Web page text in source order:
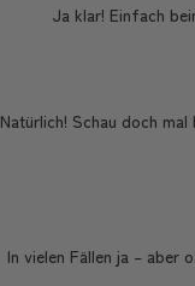
Ja klar! Einfach
Natürlich! Schau doch mal
In vielen Fällen ja – aber